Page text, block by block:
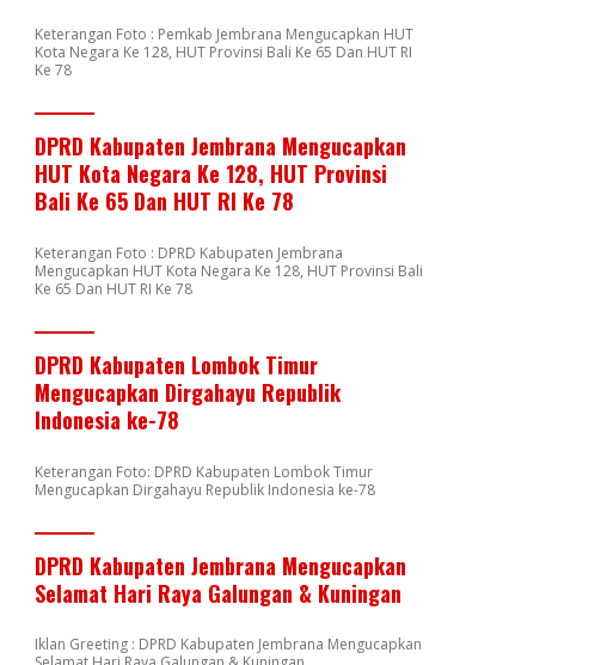
Keterangan Foto : Pemkab Jembrana Mengucapkan HUT
Kota Negara Ke 128, HUT Provinsi Bali Ke 65 Dan HUT RI
Ke 78
DPRD Kabupaten Jembrana Mengucapkan
HUT Kota Negara Ke 128, HUT Provinsi
Bali Ke 65 Dan HUT RI Ke 78
Keterangan Foto : DPRD Kabupaten Jembrana
Mengucapkan HUT Kota Negara Ke 128, HUT Provinsi Bali
Ke 65 Dan HUT RI Ke 78
DPRD Kabupaten Lombok Timur
Mengucapkan Dirgahayu Republik
Indonesia ke-78
Keterangan Foto: DPRD Kabupaten Lombok Timur
Mengucapkan Dirgahayu Republik Indonesia ke-78
DPRD Kabupaten Jembrana Mengucapkan
Selamat Hari Raya Galungan & Kuningan
Iklan Greeting : DPRD Kabupaten Jembrana Mengucapkan